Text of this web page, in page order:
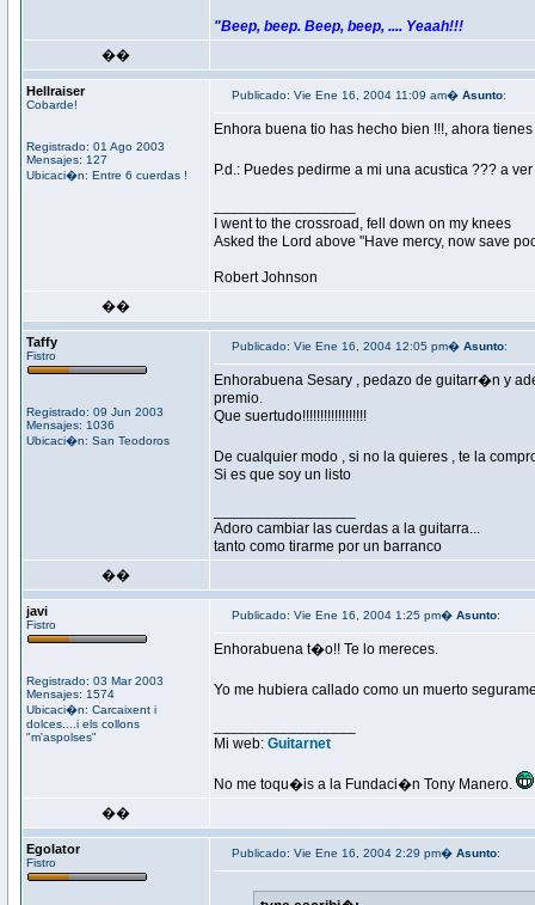
"Beep, beep. Beep, beep, .... Yeaah!!!
��
Hellraiser
Cobarde!
Registrado: 01 Ago 2003
Mensajes: 127
Ubicaci�n: Entre 6 cuerdas !
Publicado: Vie Ene 16, 2004 11:09 am� Asunto:
Enhora buena tio has hecho bien !!!, ahora
P.d.: Puedes pedirme a mi una acustica ??? a
I went to the crossroad, fell down on my knees
Asked the Lord above "Have mercy, now save
Robert Johnson
��
Taffy
Fistro
Registrado: 09 Jun 2003
Mensajes: 1036
Ubicaci�n: San Teodoros
Publicado: Vie Ene 16, 2004 12:05 pm� Asunto:
Enhorabuena Sesary , pedazo de guitarr�n y
premio.
Que suertudo!!!!!!!!!!!!!!!!!!
De cualquier modo , si no la quieres , te la
Si es que soy un listo
Adoro cambiar las cuerdas a la guitarra...
tanto como tirarme por un barranco
��
javi
Fistro
Registrado: 03 Mar 2003
Mensajes: 1574
Ubicaci�n: Carcaixent i
dolces....i els collons
"m'aspolses"
Publicado: Vie Ene 16, 2004 1:25 pm� Asunto:
Enhorabuena t�o!! Te lo mereces.
Yo me hubiera callado como un muerto
Mi web: Guitarnet
No me toqu�is a la Fundaci�n Tony Manero.
��
Egolator
Fistro
Publicado: Vie Ene 16, 2004 2:29 pm� Asunto: